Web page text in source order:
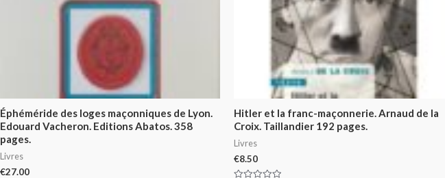
Éphéméride des loges maçonniques de Lyon.
Edouard Vacheron. Editions Abatos. 358
pages.
Livres
€27.00
Hitler et la franc-maçonnerie. Arnaud de la
Croix. Taillandier 192 pages.
Livres
€8.50